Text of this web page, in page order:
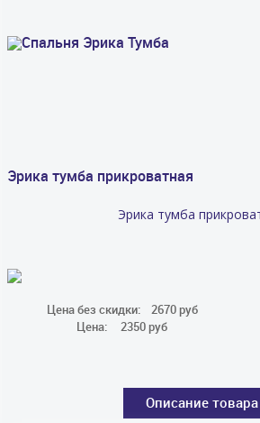
Эрика тумба прикроватная
Эрика тумба
Цена без скидки:
2670 руб
Цена:
2350 руб
Описание товара